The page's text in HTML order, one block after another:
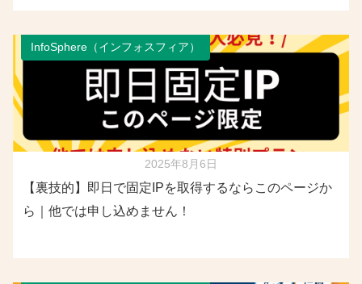
InfoSphere（インフォスフィア）
2025年8月6日
【裏技的】即日で固定IPを取得するならこのページか
ら｜他では申し込めません！